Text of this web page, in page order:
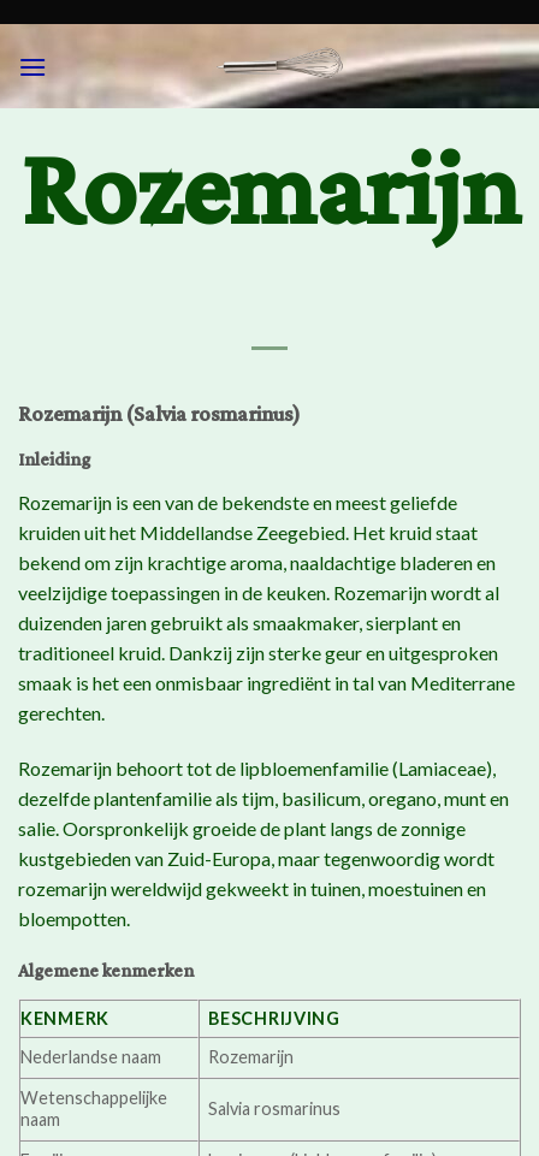
content
Rozemarijn
Rozemarijn (Salvia rosmarinus)
Inleiding
Rozemarijn is een van de bekendste en meest geliefde
kruiden uit het Middellandse Zeegebied. Het kruid staat
bekend om zijn krachtige aroma, naaldachtige bladeren en
veelzijdige toepassingen in de keuken. Rozemarijn wordt al
duizenden jaren gebruikt als smaakmaker, sierplant en
traditioneel kruid. Dankzij zijn sterke geur en uitgesproken
smaak is het een onmisbaar ingrediënt in tal van Mediterrane
gerechten.
Rozemarijn behoort tot de lipbloemenfamilie (Lamiaceae),
dezelfde plantenfamilie als tijm, basilicum, oregano, munt en
salie. Oorspronkelijk groeide de plant langs de zonnige
kustgebieden van Zuid-Europa, maar tegenwoordig wordt
rozemarijn wereldwijd gekweekt in tuinen, moestuinen en
bloempotten.
Algemene kenmerken
KENMERK
BESCHRIJVING
Nederlandse naam
Rozemarijn
Wetenschappelijke
naam
Salvia rosmarinus